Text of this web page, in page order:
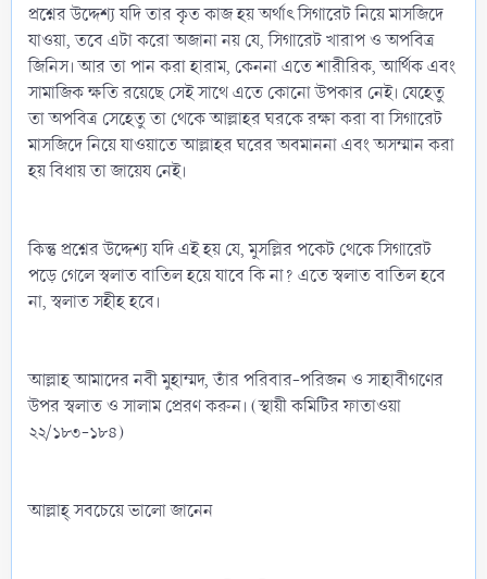
প্রশ্নের উদ্দেশ্য যদি তার কৃত কাজ হয় অর্থাৎ সিগারেট নিয়ে মাসজিদে
যাওয়া, তবে এটা করো অজানা নয় যে, সিগারেট খারাপ ও অপবিত্র
জিনিস। আর তা পান করা হারাম, কেননা এতে শারীরিক, আর্থিক এবং
সামাজিক ক্ষতি রয়েছে সেই সাথে এতে কোনো উপকার নেই। যেহেতু
তা অপবিত্র সেহেতু তা থেকে আল্লাহর ঘরকে রক্ষা করা বা সিগারেট
মাসজিদে নিয়ে যাওয়াতে আল্লাহর ঘরের অবমাননা এবং অসম্মান করা
হয় বিধায় তা জায়েয নেই।
কিন্তু প্রশ্নের উদ্দেশ্য যদি এই হয় যে, মুসল্লির পকেট থেকে সিগারেট
পড়ে গেলে স্বলাত বাতিল হয়ে যাবে কি না? এতে স্বলাত বাতিল হবে
না, স্বলাত সহীহ হবে।
আল্লাহ আমাদের নবী মুহাম্মদ, তাঁর পরিবার-পরিজন ও সাহাবীগণের
উপর স্বলাত ও সালাম প্রেরণ করুন। (স্থায়ী কমিটির ফাতাওয়া
২২/১৮৩-১৮৪)
আল্লাহ্‌ সবচেয়ে ভালো জানেন